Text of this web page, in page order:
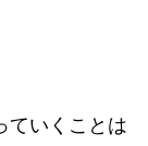
ていくことは